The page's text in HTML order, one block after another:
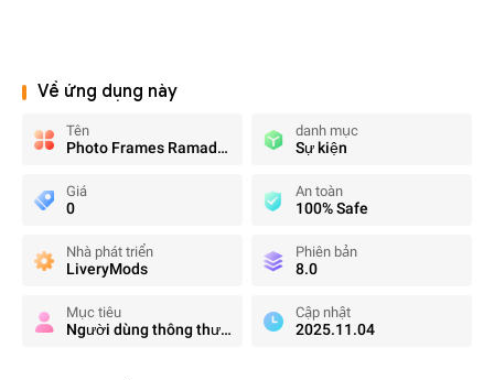
Về ứng dụng này
Tên
Photo Frames Ramadan 2026
danh mục
Sự kiện
Giá
0
An toàn
100% Safe
Nhà phát triển
LiveryMods
Phiên bản
8.0
Mục tiêu
Người dùng thông thường
Cập nhật
2025.11.04